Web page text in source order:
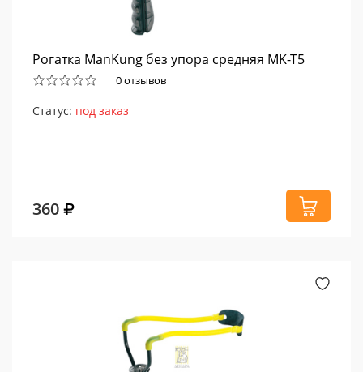
Рогатка ManKung без упора средняя MK-T5
0 отзывов
Статус: под заказ
360